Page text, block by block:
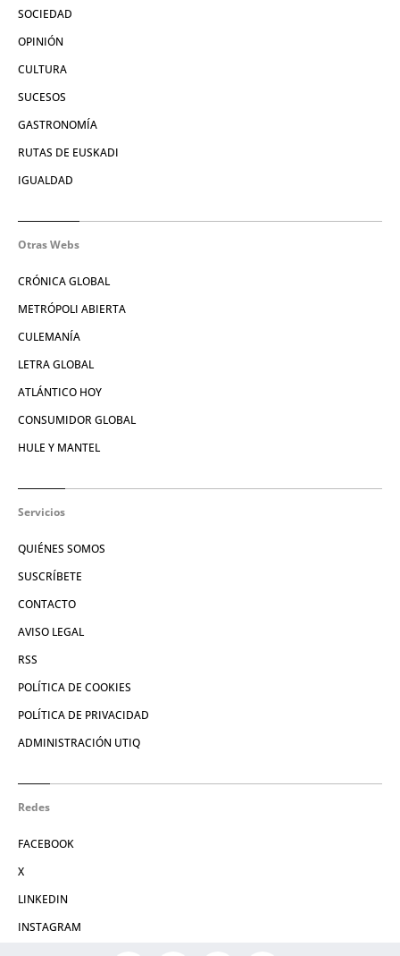
SOCIEDAD
OPINIÓN
CULTURA
SUCESOS
GASTRONOMÍA
RUTAS DE EUSKADI
IGUALDAD
Otras Webs
CRÓNICA GLOBAL
METRÓPOLI ABIERTA
CULEMANÍA
LETRA GLOBAL
ATLÁNTICO HOY
CONSUMIDOR GLOBAL
HULE Y MANTEL
Servicios
QUIÉNES SOMOS
SUSCRÍBETE
CONTACTO
AVISO LEGAL
RSS
POLÍTICA DE COOKIES
POLÍTICA DE PRIVACIDAD
ADMINISTRACIÓN UTIQ
Redes
FACEBOOK
X
LINKEDIN
INSTAGRAM